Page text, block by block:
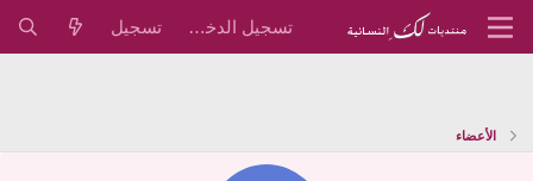
تسجيل الدخول تسجيل
الأعضاء